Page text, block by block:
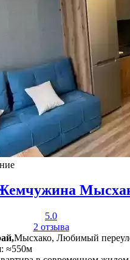
5.0
2 отзыва
Мысхако, Любимый
≈550м